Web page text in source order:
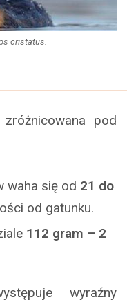
cristatus.
pod
waha się od 21 do
od gatunku.
112 gram – 2
wyraźny